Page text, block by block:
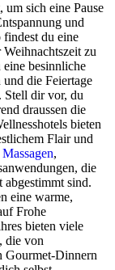
um sich eine Pause
und
du eine
Weihnachtszeit zu
besinnliche
und die Feiertage
Stell dir vor, du
draussen die
bieten
Flair und
Massagen,
die
abgestimmt sind.
eine warme,
Frohe
bieten viele
die von
Gourmet-Dinnern